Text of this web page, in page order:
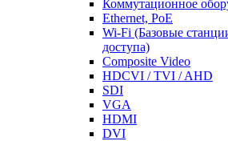
Коммутационное
Ethernet, PoE
Wi-Fi (Базовые
доступа)
Composite Video
HDCVI / TVI / AHD
SDI
VGA
HDMI
DVI